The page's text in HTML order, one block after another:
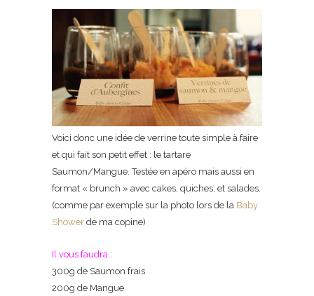
Voici donc une idée de verrine toute simple à faire
et qui fait son petit effet : le tartare
Saumon/Mangue. Testée en apéro mais aussi en
format « brunch » avec cakes, quiches, et salades.
(comme par exemple sur la photo lors de la Baby
Shower de ma copine)
Il vous faudra :
300g de Saumon frais
200g de Mangue